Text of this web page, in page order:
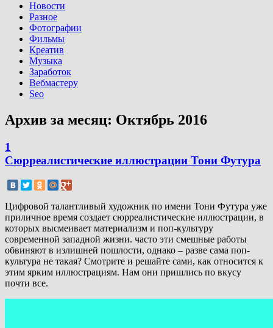
Новости
Разное
Фотографии
Фильмы
Креатив
Музыка
Заработок
Вебмастеру
Seo
Архив за месяц: Октябрь 2016
1
Сюрреалистические иллюстрации Тони Футура
Цифровой талантливый художник по имени Тони Футура уже
приличное время создает сюрреалистические иллюстрации, в
которых высмеивает материализм и поп-культуру
современной западной жизни. часто эти смешные работы
обвиняют в излишней пошлости, однако – разве сама поп-
культура не такая? Смотрите и решайте сами, как относится к
этим ярким иллюстрациям. Нам они пришлись по вкусу
почти все.